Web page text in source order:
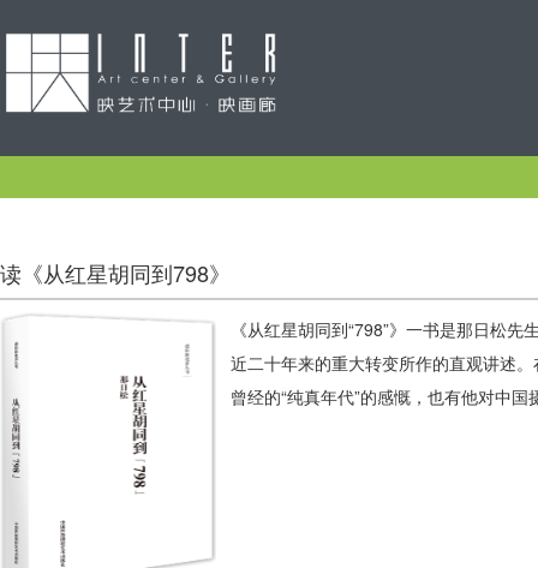
读《从红星胡同到798》
《从红星胡同到“798”》一书是那日松
近二十年来的重大转变所作的直观讲述
曾经的“纯真年代”的感慨，也有他对中国